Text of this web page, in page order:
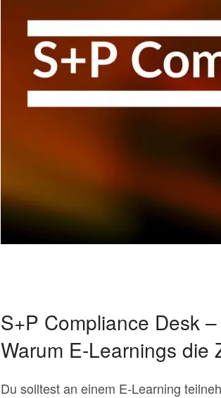
S+P Compliance Desk
Warum E-Learnings die
Du solltest an einem E-Learning